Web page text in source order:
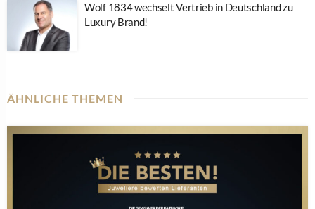
Wolf 1834 wechselt Vertrieb in Deutschland zu
Luxury Brand!
ÄHNLICHE THEMEN